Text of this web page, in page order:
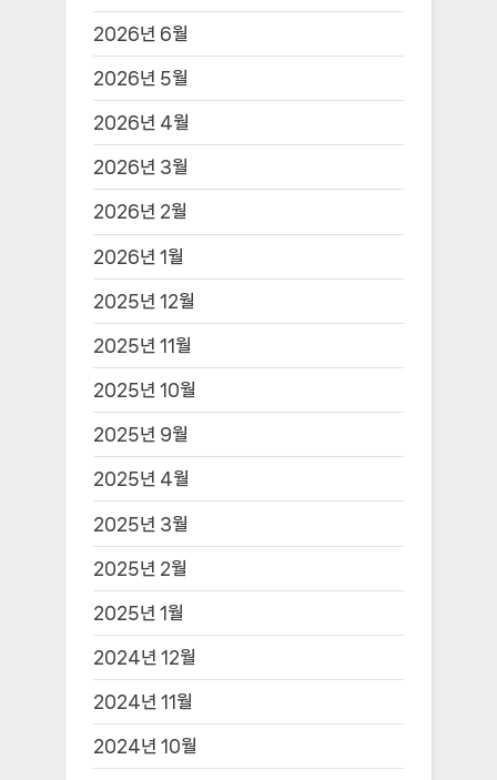
2026년 6월
2026년 5월
2026년 4월
2026년 3월
2026년 2월
2026년 1월
2025년 12월
2025년 11월
2025년 10월
2025년 9월
2025년 4월
2025년 3월
2025년 2월
2025년 1월
2024년 12월
2024년 11월
2024년 10월